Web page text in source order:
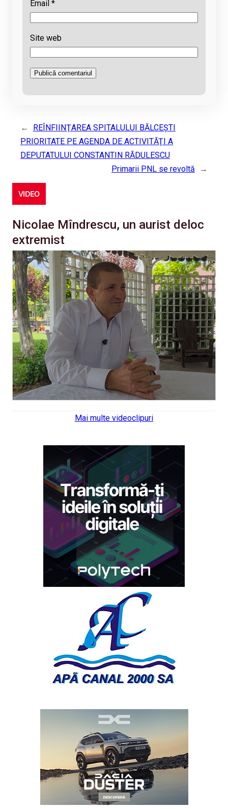
Email *
Site web
←
REÎNFIINŢAREA SPITALULUI BĂLCEŞTI
PRIORITATE PE AGENDA DE ACTIVITĂŢI A
DEPUTATULUI CONSTANTIN RĂDULESCU
Primarii PNL se revoltă
→
VIDEO
Nicolae Mîndrescu, un aurist deloc
extremist
Mai multe videoclipuri